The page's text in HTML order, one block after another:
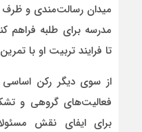
میدان رسالت‌مندی و ظرف
مدرسه برای طلبه فراهم
تا فرایند تربیت او با
از سوی دیگر رکن
فعالیت‌های گروهی و
برای ایفای نقش